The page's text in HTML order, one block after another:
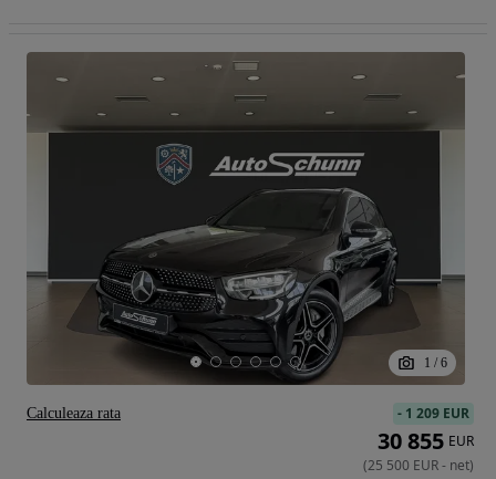
1 / 6
- 1 209 EUR
30 855 EUR
(25 500 EUR- net)
Calculeaza rata